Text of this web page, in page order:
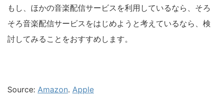
もし、ほかの音楽配信サービスを利用しているなら、そろ
そろ音楽配信サービスをはじめようと考えているなら、検
討してみることをおすすめします。
Source: Amazon. Apple